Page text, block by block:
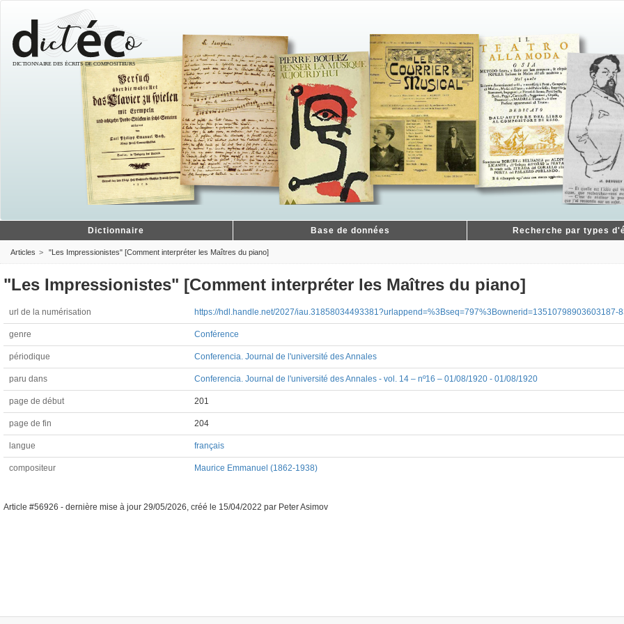
Dictionnaire Base de données Recherche par types
Articles "Les Impressionistes" [Comment interpréter les Maîtres du piano]
"Les Impressionistes" [Comment interpréter les Maîtres du piano]
url de la numérisation https://hdl.handle.net/2027/iau.31858034493381?urlappend=%3Bseq=797%3Bownerid=13510798903603187-
genre Conférence
périodique Conferencia. Journal de l'université des Annales
paru dans Conferencia. Journal de l'université des Annales - vol. 14 – nº16 – 01/08/1920 - 01/08/1920
page de début 201
page de fin 204
langue français
compositeur Maurice Emmanuel (1862-1938)
Article #56926 - dernière mise à jour 29/05/2026, créé le 15/04/2022 par Peter Asimov